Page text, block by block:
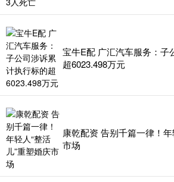
宝牛E配 广汇汽车服务：子
超6023.498万元
康乾配资 告别千篇一律！
市场